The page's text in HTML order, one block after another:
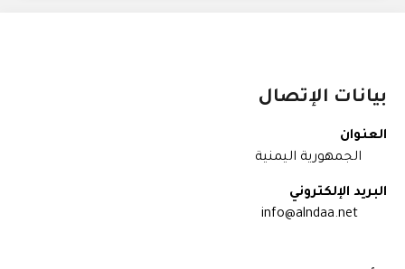
بيانات الإتصال
العنوان
الجمهورية اليمنية
البريد الإلكتروني
info@alndaa.net